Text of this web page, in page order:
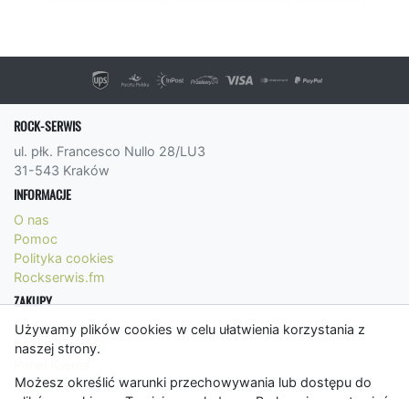
Używamy plików cookies w celu ułatwienia korzystania z
naszej strony.
Możesz określić warunki przechowywania lub dostępu do
ROCK-SERWIS
ul. płk. Francesco Nullo 28/LU3
31-543 Kraków
INFORMACJE
O nas
Pomoc
Polityka cookies
Rockserwis.fm
ZAKUPY
Formy płatności
Koszty wysyłki
Regulamin